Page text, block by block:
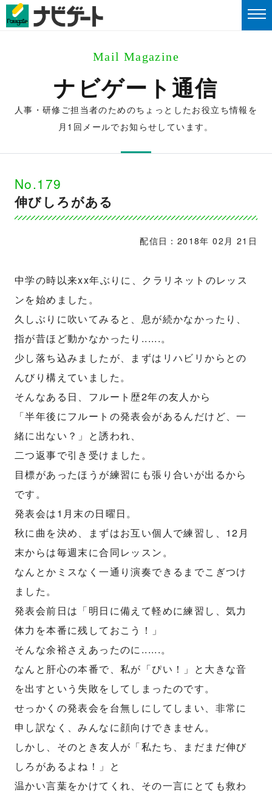
Mail Magazine
ナビゲート通信
人事・研修ご担当者のためのちょっとしたお役立ち情報を
月1回メールでお知らせしています。
No.179
伸びしろがある
配信日：2018年 02月 21日
中学の時以来xx年ぶりに、クラリネットのレッス
ンを始めました。
久しぶりに吹いてみると、息が続かなかったり、
指が昔ほど動かなかったり......。
少し落ち込みましたが、まずはリハビリからとの
んびり構えていました。
そんなある日、フルート歴2年の友人から
「半年後にフルートの発表会があるんだけど、一
緒に出ない？」と誘われ、
二つ返事で引き受けました。
目標があったほうが練習にも張り合いが出るから
です。
発表会は1月末の日曜日。
秋に曲を決め、まずはお互い個人で練習し、12月
末からは毎週末に合同レッスン。
なんとかミスなく一通り演奏できるまでこぎつけ
ました。
発表会前日は「明日に備えて軽めに練習し、気力
体力を本番に残しておこう！」
そんな余裕さえあったのに......。
なんと肝心の本番で、私が「ぴい！」と大きな音
を出すという失敗をしてしまったのです。
せっかくの発表会を台無しにしてしまい、非常に
申し訳なく、みんなに顔向けできません。
しかし、そのとき友人が「私たち、まだまだ伸び
しろがあるよね！」と
温かい言葉をかけてくれ、その一言にとても救わ